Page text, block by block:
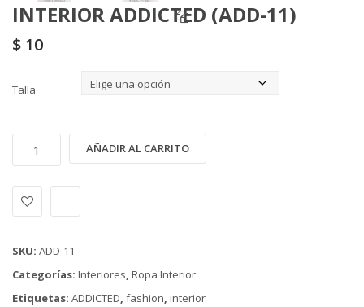
INTERIOR ADDICTED (ADD-11)
$ 10
Talla
ADDICTED
11)
cantidad
AÑADIR AL CARRITO
SKU: ADD-11
Categorías: Interiores, Ropa Interior
Etiquetas: ADDICTED, fashion, interior